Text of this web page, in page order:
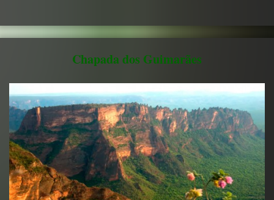
Chapada dos Guimarães